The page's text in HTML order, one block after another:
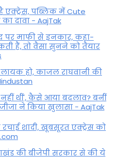
एक्ट्रेस, पब्लिक में Cute
दावा - AajTak
पर माफी से इनकार, कहा-
हैं, तो वैसा सुनने को तैयार
हो, काजल राघवानी की
नहीं थीं', कैसे आया बदलाव? बनीं
ने किया खुलासा - AajTak
शादी, खूबसूरत एक्ट्रेस को
की बीजेपी सरकार से की ये